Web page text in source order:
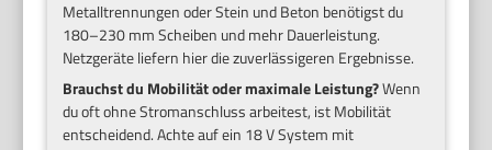
Metalltrennungen oder Stein und Beton benötigst du
180–230 mm Scheiben und mehr Dauerleistung.
Netzgeräte liefern hier die zuverlässigeren Ergebnisse.
Brauchst du Mobilität oder maximale Leistung?Wenn
du oft ohne Stromanschluss arbeitest, ist Mobilität
entscheidend. Achte auf ein 18 V System mit